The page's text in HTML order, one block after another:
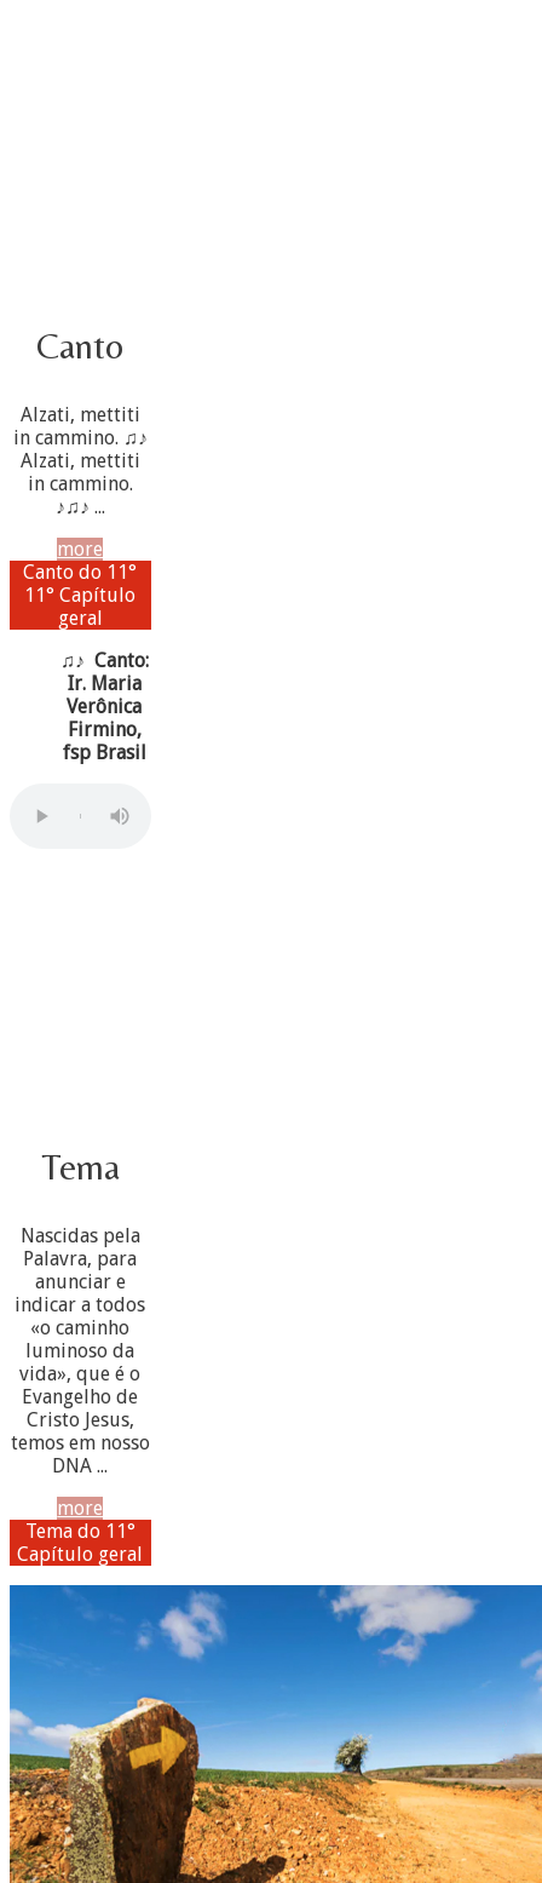
Canto
Alzati, mettiti
in cammino. ♫♪
Alzati, mettiti
in cammino.
♪♫♪ ...
more
Canto do 11°
11° Capítulo
geral
♫♪ Canto:
Ir. Maria
Verônica
Firmino,
fsp Brasil
Tema
Nascidas pela
Palavra, para
anunciar e
indicar a todos
«o caminho
luminoso da
vida», que é o
Evangelho de
Cristo Jesus,
temos em nosso
DNA ...
more
Tema do 11°
Capítulo geral